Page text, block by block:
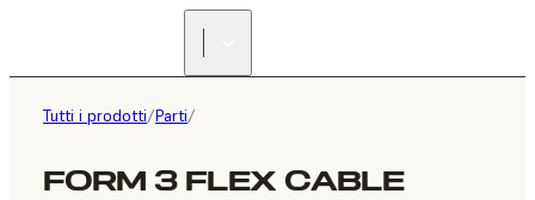
Tutti i prodotti/Parti/
FORM 3 FLEX CABLE